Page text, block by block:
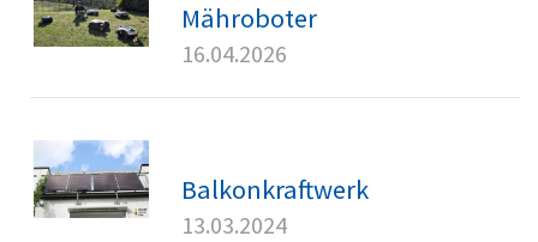
Mähroboter
16.04.2026
Balkonkraftwerk
13.03.2024